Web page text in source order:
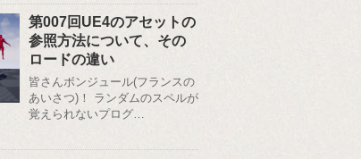
第007回UE4のアセットの
参照方法について、その
ロードの違い
皆さんボンジュール(フランスの
あいさつ)！ ランダムのスペルが
覚えられないプログ…